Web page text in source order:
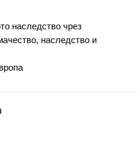
наследство чрез
наследство и